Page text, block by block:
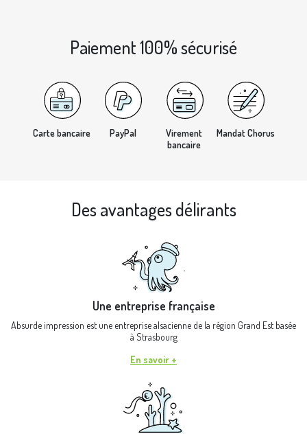
Paiement 100% sécurisé
Carte bancaire PayPal
Virement
bancaire
Mandat Chorus
Des avantages délirants
Une entreprise française
Absurde impression est une entreprise alsacienne de la région Grand Est basée
à Strasbourg
En savoir +